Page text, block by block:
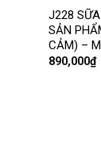
J228
SẢN
CẢM) –
890,000₫